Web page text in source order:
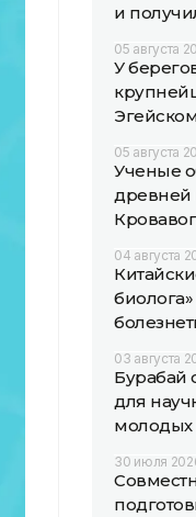
и
05 августа
У
05 августа
Ученые
древней
04 августа
03 августа
Бурабай
для
молодых
30 июля